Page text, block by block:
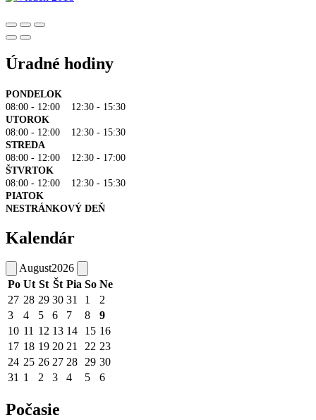
Úradné hodiny
PONDELOK
08:00 - 12:00 12:30 - 15:30
UTOROK
08:00 - 12:00 12:30 - 15:30
STREDA
08:00 - 12:00 12:30 - 17:00
ŠTVRTOK
08:00 - 12:00 12:30 - 15:30
PIATOK
NESTRÁNKOVÝ DEŇ
Kalendár
August2026
Po Ut St Št Pia So Ne
27 28 29 30 31 1
2
3
4 5 6 7 8
9
10 11 12 13 14 15 16
17 18 19 20 21 22 23
24 25 26 27 28 29 30
31 1 2 3 4 5 6
Počasie